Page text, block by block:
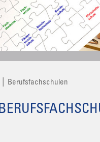
Berufsfachschulen